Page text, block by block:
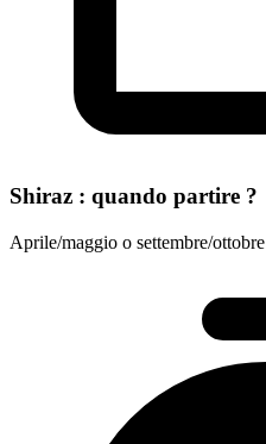
Shiraz : quando partire ?
Aprile/maggio o settembre/ottobre